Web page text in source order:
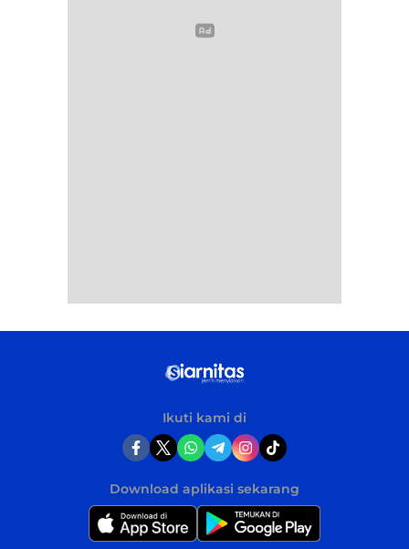
Ikuti kami di
Download aplikasi sekarang